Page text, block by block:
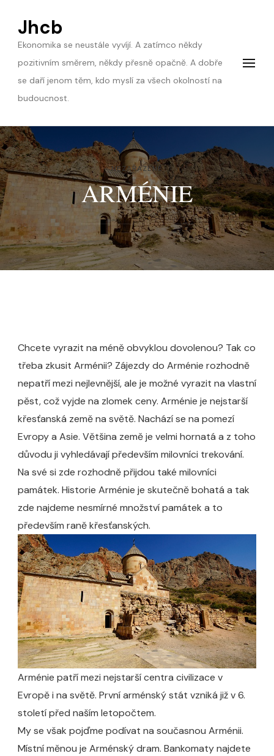
Jhcb
Ekonomika se neustále vyvíjí. A zatímco někdy
pozitivním směrem, někdy přesně opačně. A dobře
se daří jenom těm, kdo myslí za všech okolností na
budoucnost.
NEZAŘAZENÉ
ARMÉNIE
Chcete vyrazit na méně obvyklou dovolenou? Tak co
třeba zkusit Arménii? Zájezdy do Arménie rozhodně
nepatří mezi nejlevnější, ale je možné vyrazit na vlastní
pěst, což vyjde na zlomek ceny. Arménie je nejstarší
křesťanská země na světě. Nachází se na pomezí
Evropy a Asie. Většina země je velmi hornatá a z toho
důvodu ji vyhledávají především milovníci trekování.
Na své si zde rozhodně přijdou také milovníci
památek. Historie Arménie je skutečně bohatá a tak
zde najdeme nesmírné množství památek a to
především raně křesťanských.
Arménie patří mezi nejstarší centra civilizace v
Evropě i na světě. První arménský stát vzniká již v 6.
století před naším letopočtem.
My se však pojďme podívat na současnou Arménii.
Místní měnou je Arménský dram. Bankomaty najdete